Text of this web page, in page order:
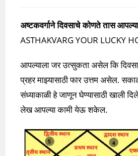
अष्टकवर्गाने दिवसाचे कोणते तास
ASTHAKVARG YOUR LUCKY
आपल्याला जर उत्सुकता असेल कि
प्रहर माझ्यासाठी फार उत्तम असेल.
संध्याकाळी हे जाणून घेण्यासाठी खाली
लेख आपल्या कामी येऊ शकेल.